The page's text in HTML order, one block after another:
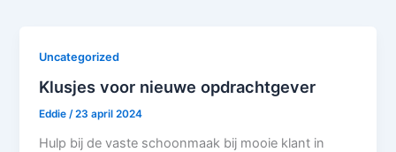
Uncategorized
Klusjes voor nieuwe opdrachtgever
Eddie/23 april 2024
Hulp bij de vaste schoonmaak bij mooie klant in